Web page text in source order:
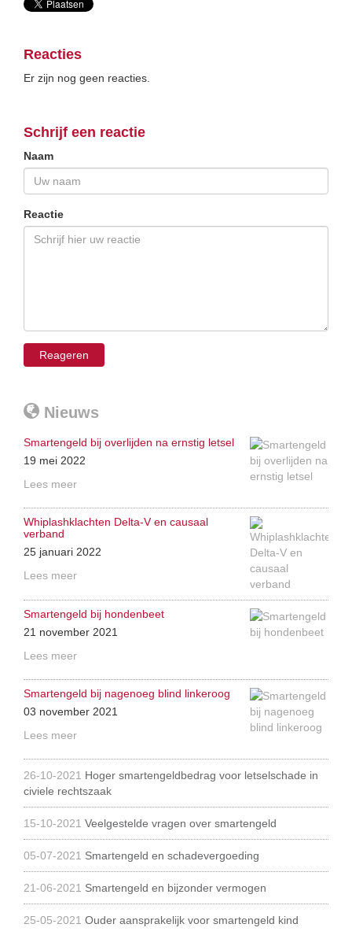
Reacties
Er zijn nog geen reacties.
Schrijf een reactie
Naam
Reactie
Nieuws
Smartengeld bij overlijden na ernstig letsel
19 mei 2022
Lees meer
Whiplashklachten Delta-V en causaal
verband
25 januari 2022
Lees meer
Smartengeld bij hondenbeet
21 november 2021
Lees meer
Smartengeld bij nagenoeg blind linkeroog
03 november 2021
Lees meer
26-10-2021 Hoger smartengeldbedrag voor letselschade in
civiele rechtszaak
15-10-2021 Veelgestelde vragen over smartengeld
05-07-2021 Smartengeld en schadevergoeding
21-06-2021 Smartengeld en bijzonder vermogen
25-05-2021 Ouder aansprakelijk voor smartengeld kind